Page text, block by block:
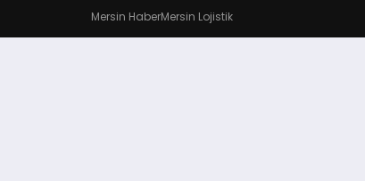
Mersin HaberMersin Lojistik